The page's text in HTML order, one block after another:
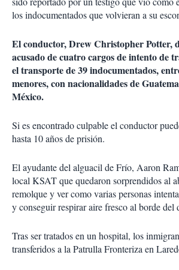
los indocumentados que volvieran a su
El conductor, Drew Christopher Potter,
acusado de cuatro cargos de intento de
el transporte de 39 indocumentados,
menores, con nacionalidades de
México.
Si es encontrado culpable el conductor
hasta 10 años de prisión.
El ayudante del alguacil de Frío, Aaron
local KSAT que quedaron sorprendidos al
remolque y ver como varias personas
y conseguir respirar aire fresco al borde del
Tras ser tratados en un hospital, los
transferidos a la Patrulla Fronteriza en